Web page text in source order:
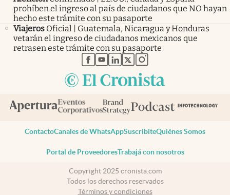
prohíben el ingreso al país de ciudadanos que NO hayan
hecho este trámite con su pasaporte
Viajeros Oficial | Guatemala, Nicaragua y Honduras
vetarán el ingreso de ciudadanos mexicanos que
retrasen este trámite con su pasaporte
abre en nueva pestaña
abre en nueva pestaña
abre en nueva pestaña
abre en nueva pestaña
abre en nueva pestaña
ContactoCanales de WhatsAppSuscribiteQuiénes Somos
Portal de ProveedoresTrabajá con nosotros
Copyright 2025 cronista.com
Todos los derechos reservados
Términos y condiciones